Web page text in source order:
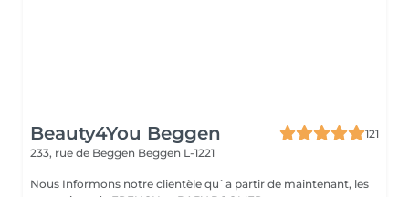
Beauty4You Beggen
121
233, rue de Beggen Beggen L-1221
Nous Informons notre clientèle qu`a partir de maintenant, les